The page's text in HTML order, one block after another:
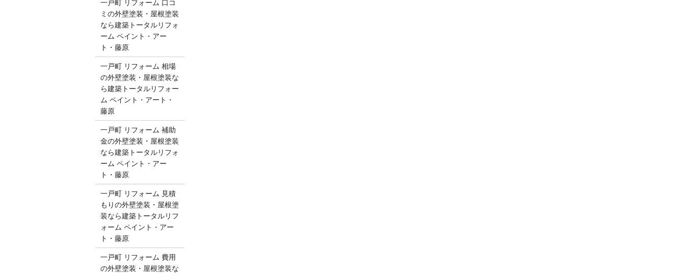
一戸町 リフォーム 口コ
ミの外壁塗装・屋根塗装
なら建築トータルリフォ
ーム ペイント・アー
ト・藤原
一戸町 リフォーム 相場
の外壁塗装・屋根塗装な
ら建築トータルリフォー
ム ペイント・アート・
藤原
一戸町 リフォーム 補助
金の外壁塗装・屋根塗装
なら建築トータルリフォ
ーム ペイント・アー
ト・藤原
一戸町 リフォーム 見積
もりの外壁塗装・屋根塗
装なら建築トータルリフ
ォーム ペイント・アー
ト・藤原
一戸町 リフォーム 費用
の外壁塗装・屋根塗装な